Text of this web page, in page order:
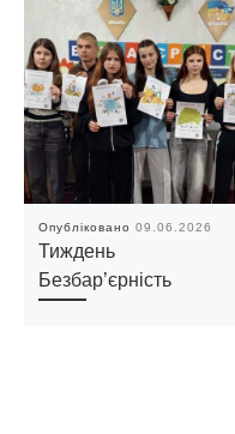
Опубліковано 09.06.2026
Тиждень
Безбар’єрність